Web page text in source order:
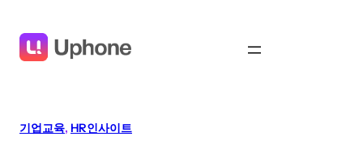
기업교육, HR인사이트